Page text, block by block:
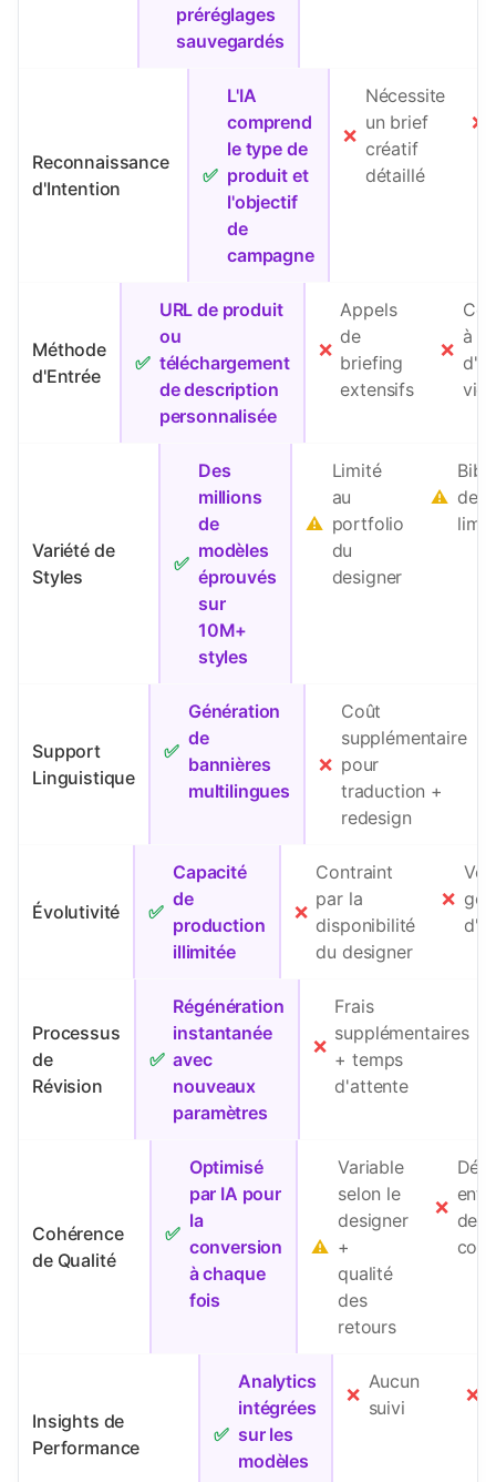
préréglages
sauvegardés
Reconnaissance
d'Intention
✅
L'IA
comprend
le type de
produit et
l'objectif
de
campagne
❌
Nécessite
un brief
créatif
détaillé
❌
Méthode
d'Entrée
✅
URL de produit
ou
téléchargement
de description
personnalisée
❌
Appels
de
briefing
extensifs
❌
à
Variété de
Styles
✅
Des
millions
de
modèles
éprouvés
sur
10M+
styles
⚠️
Limité
au
portfolio
du
designer
⚠️ de
Support
Linguistique
✅
Génération
de
bannières
multilingues
❌
Coût
supplémentaire
pour
traduction +
redesign
Évolutivité ✅
Capacité
de
production
illimitée
❌
Contraint
par la
disponibilité
du designer
❌
Processus
de
Révision
✅
Régénération
instantanée
avec
nouveaux
paramètres
❌
Frais
supplémentaires
+ temps
d'attente
Cohérence
de Qualité
✅
Optimisé
par IA pour
la
conversion
à chaque
fois
⚠️
Variable
selon le
designer
+
qualité
des
retours
❌
de
Insights de
Performance
✅
Analytics
intégrées
sur les
modèles
❌
Aucun
suivi
❌